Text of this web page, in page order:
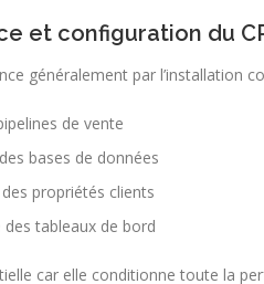
et configuration du
généralement par l’installation
de vente
bases de données
propriétés clients
tableaux de bord
car elle conditionne toute la